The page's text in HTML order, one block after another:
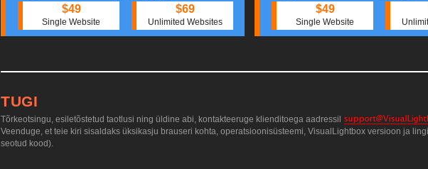
$49
Single Website
$69
Unlimited Websites
$49
Single Website
TUGI
Tõrkeotsingu, esiletõstetud taotlusi ning üldine abi, kontakteeruge klienditoega aadressil
Veenduge, et teie kiri sisaldaks üksikasju brauseri kohta, operatsioonisüsteemi, VisualLightbox versioon ja
seotud kood).